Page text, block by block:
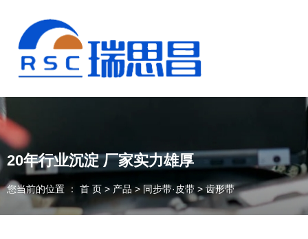
20年行业沉淀 厂家实力雄厚
您当前的位置 ： 首 页 > 产品 > 同步带·皮带 > 齿形带